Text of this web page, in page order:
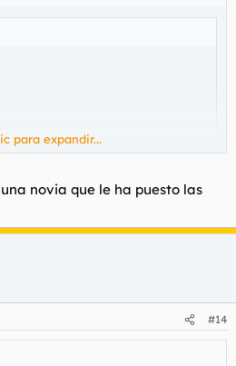
mas malo
de hijos de la gran puta.
bastante chispa... confiesa, has
para expandir...
novia que le ha puesto las
#14